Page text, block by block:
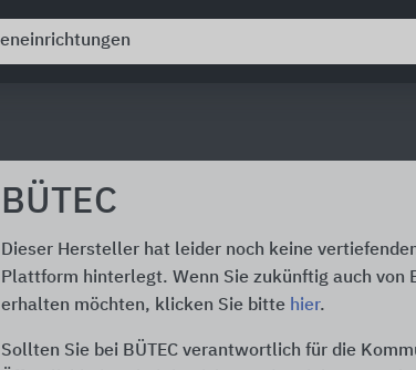
BÜTEC
Dieser Hersteller hat leider noch keine
Plattform hinterlegt. Wenn Sie zukünftig auch von
erhalten möchten, klicken Sie bitte hier.
Sollten Sie bei BÜTEC verantwortlich für die